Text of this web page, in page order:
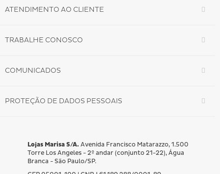
ATENDIMENTO AO CLIENTE
TRABALHE CONOSCO
COMUNICADOS
PROTEÇÃO DE DADOS PESSOAIS
Lojas Marisa S/A. Avenida Francisco Matarazzo, 1.500
Torre Los Angeles - 2º andar (conjunto 21-22), Água
Branca - São Paulo/SP.